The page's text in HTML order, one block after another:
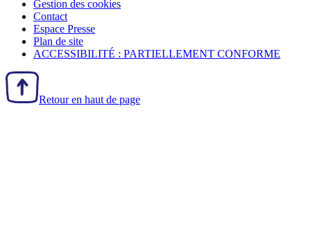
Gestion des cookies
Contact
Espace Presse
Plan de site
ACCESSIBILITÉ : PARTIELLEMENT CONFORME
Retour en haut de page